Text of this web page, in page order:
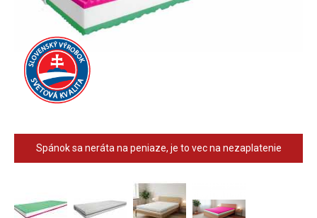
Spánok sa neráta na peniaze, je to vec na nezaplatenie